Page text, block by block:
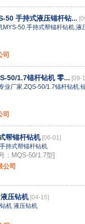
50 手持式液压锚杆钻...
MYS-50,手持式帮锚杆钻机,液
司
50/1.7锚杆钻机 零... [09-
业厂家,ZQS-50/1.7锚杆钻机,
司
帮锚杆钻机 [06-01]
持式帮锚杆钻机
：MQS-50/1.7型]
公司
压钻机 [04-15]
机 液压钻机